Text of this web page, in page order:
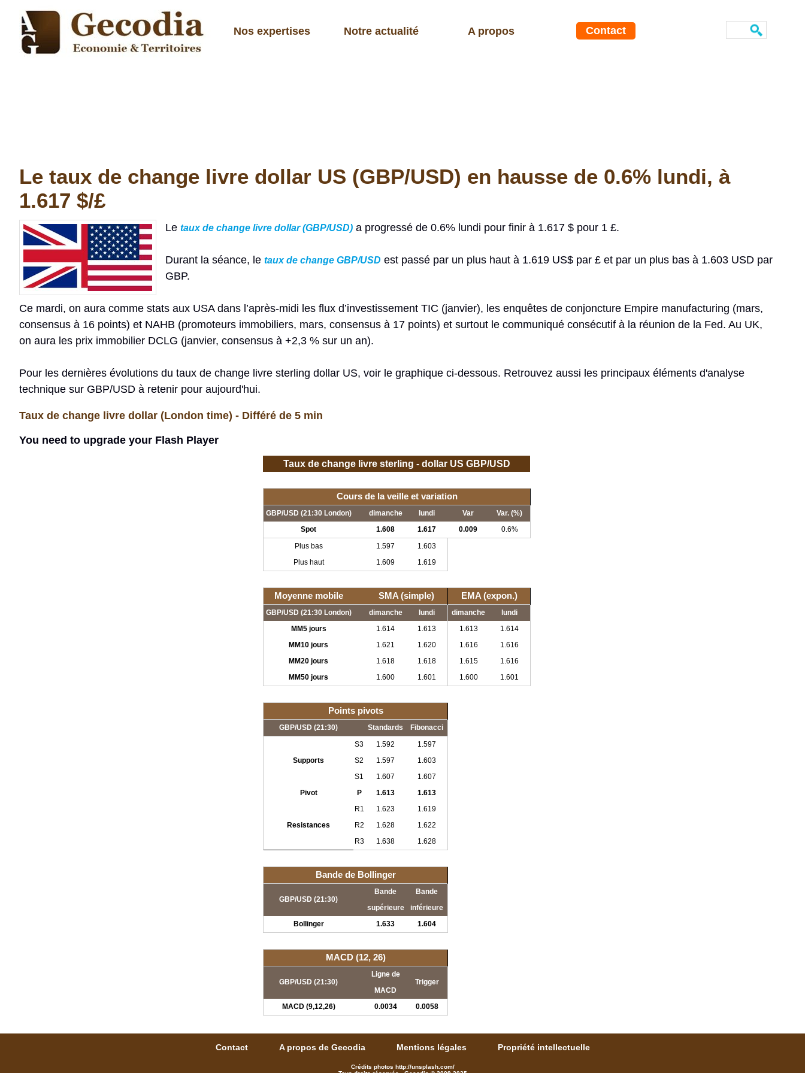
Nos expertises Notre actualité A propos Contact
Le taux de change livre dollar US (GBP/USD) en hausse de 0.6% lundi, à
1.617 $/£
Le taux de change livre dollar (GBP/USD) a progressé de 0.6% lundi pour finir à 1.617 $ pour 1 £.
Durant la séance, le taux de change GBP/USD est passé par un plus haut à 1.619 US$ par £ et par un plus bas à 1.603 USD par
GBP.
Ce mardi, on aura comme stats aux USA dans l’après-midi les flux d’investissement TIC (janvier), les enquêtes de conjoncture Empire manufacturing (mars,
consensus à 16 points) et NAHB (promoteurs immobiliers, mars, consensus à 17 points) et surtout le communiqué consécutif à la réunion de la Fed. Au UK,
on aura les prix immobilier DCLG (janvier, consensus à +2,3 % sur un an).
Pour les dernières évolutions du taux de change livre sterling dollar US, voir le graphique ci-dessous. Retrouvez aussi les principaux éléments d'analyse
technique sur GBP/USD à retenir pour aujourd'hui.
Taux de change livre dollar (London time) - Différé de 5 min
You need to upgrade your Flash Player
Taux de change livre sterling - dollar US GBP/USD
Cours de la veille et variation
GBP/USD (21:30 London) dimanche lundi Var
Var. (%)
Spot
1.608 1.617 0.009
0.6%
Plus bas
1.597
1.603
Plus haut
1.609 1.619
Moyenne mobile SMA (simple) EMA (expon.)
GBP/USD (21:30 London) dimanche lundi dimanche
lundi
MM5 jours
1.614 1.613 1.613
1.614
MM10 jours
1.621 1.620 1.616
1.616
MM20 jours
1.618 1.618 1.615
1.616
MM50 jours
1.600 1.601 1.600 1.601
Points pivots
GBP/USD (21:30) Standards Fibonacci
Supports
S3 1.592
1.597
S2
1.597
1.603
S1
1.607
1.607
Pivot
P 1.613 1.613
Resistances
R1 1.623
1.619
R2
1.628
1.622
R3
1.638 1.628
Bande de Bollinger
GBP/USD (21:30)
Bande
supérieure
Bande
inférieure
Bollinger
1.633 1.604
MACD (12, 26)
GBP/USD (21:30)
Ligne de
MACD
Trigger
MACD (9,12,26) 0.0034 0.0058
Contact A propos de Gecodia Mentions légales Propriété intellectuelle
Crédits photos http://unsplash.com/